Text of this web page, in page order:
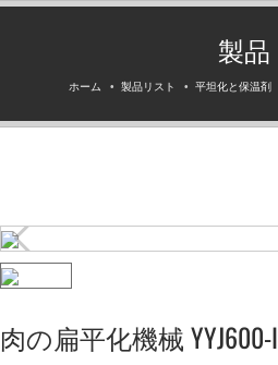
製品
ホーム 製品リスト 平坦化と保温剤
肉の扁平化機械 YYJ600-